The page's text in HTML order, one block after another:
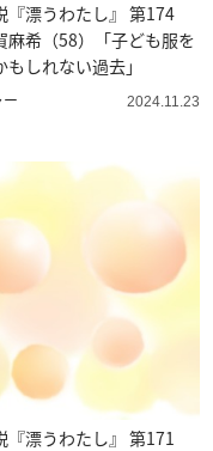
『漂うわたし』 第174
希（58）「子ども服を
しれない過去」
2024.11.23
『漂うわたし』 第171